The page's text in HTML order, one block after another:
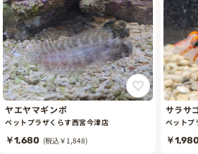
ヤエヤマギンポ
ペットプラザくらす西宮今津店
￥1,680 (税込￥1,848)
サラサ
ペットプ
￥